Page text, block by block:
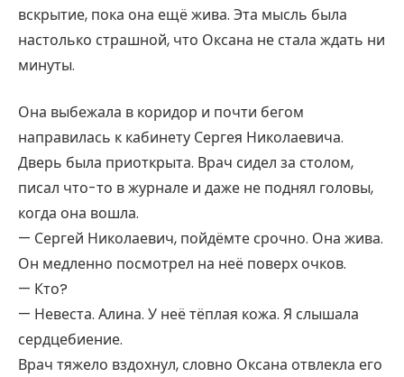
вскрытие, пока она ещё жива. Эта мысль была
настолько страшной, что Оксана не стала ждать ни
минуты.
Она выбежала в коридор и почти бегом
направилась к кабинету Сергея Николаевича.
Дверь была приоткрыта. Врач сидел за столом,
писал что-то в журнале и даже не поднял головы,
когда она вошла.
— Сергей Николаевич, пойдёмте срочно. Она жива.
Он медленно посмотрел на неё поверх очков.
— Кто?
— Невеста. Алина. У неё тёплая кожа. Я слышала
сердцебиение.
Врач тяжело вздохнул, словно Оксана отвлекла его